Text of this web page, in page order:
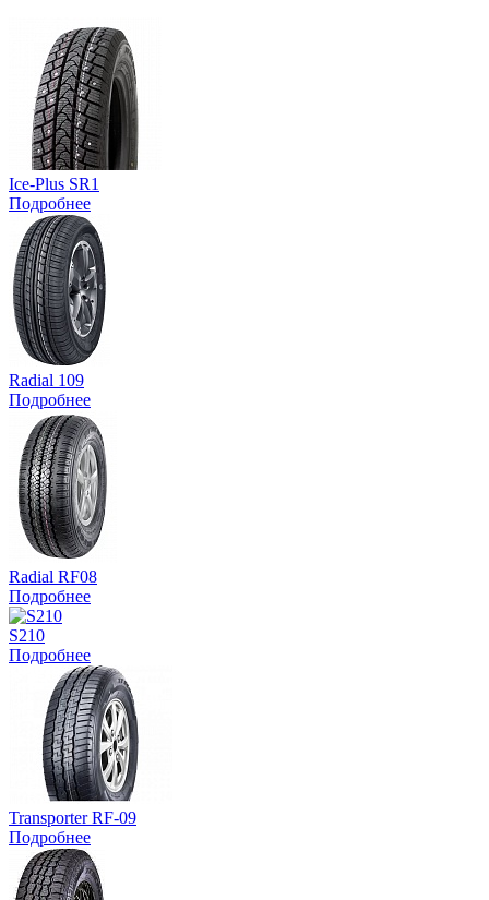
Ice-Plus SR1
Подробнее
Radial 109
Подробнее
Radial RF08
Подробнее
S210
Подробнее
Transporter RF-09
Подробнее